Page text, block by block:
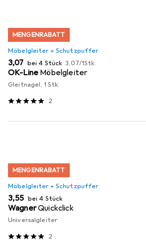
MENGENRABATT
Möbelgleiter + Schutzpuffer
EUR
3,07 bei 4 Stück EUR
3,07/1Stk.
OK-Line Möbelgleiter
Gleitnagel, 1 Stk.
2
MENGENRABATT
Möbelgleiter + Schutzpuffer
EUR
3,55 bei 4 Stück
WagnerQuickclick
Universalgleiter
2